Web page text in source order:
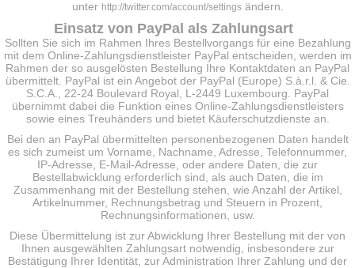
unter http://twitter.com/account/settingsändern.
Einsatz von PayPal als Zahlungsart
Sollten Sie sich im Rahmen Ihres Bestellvorgangs für eine Bezahlung
mit dem Online-Zahlungsdienstleister PayPal entscheiden, werden im
Rahmen der so ausgelösten Bestellung Ihre Kontaktdaten an PayPal
übermittelt. PayPal ist ein Angebot der PayPal (Europe) S.à.r.l. & Cie.
S.C.A., 22-24 Boulevard Royal, L-2449 Luxembourg. PayPal
übernimmt dabei die Funktion eines Online-Zahlungsdienstleisters
sowie eines Treuhänders und bietet Käuferschutzdienste an.
Bei den an PayPal übermittelten personenbezogenen Daten handelt
es sich zumeist um Vorname, Nachname, Adresse, Telefonnummer,
IP-Adresse, E-Mail-Adresse, oder andere Daten, die zur
Bestellabwicklung erforderlich sind, als auch Daten, die im
Zusammenhang mit der Bestellung stehen, wie Anzahl der Artikel,
Artikelnummer, Rechnungsbetrag und Steuern in Prozent,
Rechnungsinformationen, usw.
Diese Übermittelung ist zur Abwicklung Ihrer Bestellung mit der von
Ihnen ausgewählten Zahlungsart notwendig, insbesondere zur
Bestätigung Ihrer Identität, zur Administration Ihrer Zahlung und der